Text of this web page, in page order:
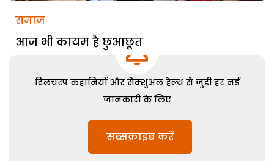
समाज
आज भी कायम है छुआछूत
दिलचस्प कहानियों और सेक्शुअल हेल्थ से जुड़ी हर नई
जानकारी के लिए
सब्सक्राइब करें